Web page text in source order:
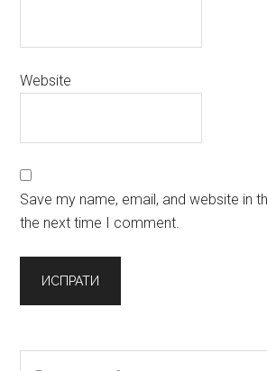
Website
Save my name, email, and website in
the next time I comment.